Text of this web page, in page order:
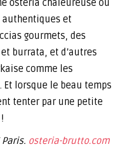
osteria chaleureuse où
authentiques et
gourmets, des
burrata, et d’autres
comme les
lorsque le beau temps
tenter par une petite
osteria-brutto.com